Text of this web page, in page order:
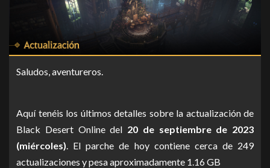
Saludos, aventureros.
Aquí tenéis los últimos detalles sobre la actualización de
Black Desert Online del 20 de septiembre de 2023
(miércoles) . El parche de hoy contiene cerca de 249
actualizaciones y pesa aproximadamente 1.16 GB